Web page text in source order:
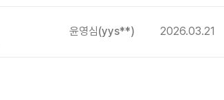
윤영심(yys**) 2026.03.21